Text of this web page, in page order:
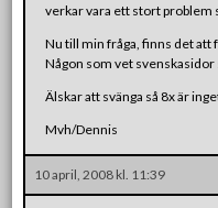
verkar vara ett stort problem
Nu till min fråga, finns det att
Någon som vet
Älskar att svänga så 8x är
Mvh/Dennis
10 april, 2008 kl. 11:39